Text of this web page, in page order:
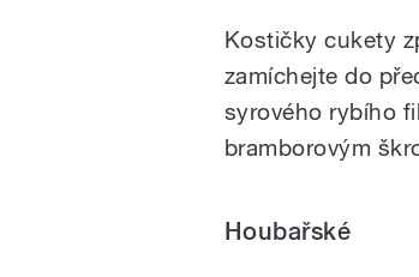
Kostičky cukety
zamíchejte do
syrového rybího
bramborovým
Houbařské